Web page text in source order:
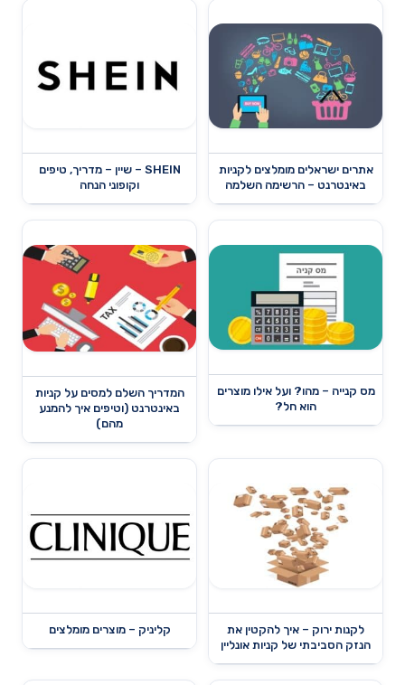
אתרים ישראלים מומלצים לקניות
באינטרנט – הרשימה השלמה
SHEIN – שיין – מדריך, טיפים
וקופוני הנחה
מס קנייה – מהו? ועל אילו מוצרים
הוא חל?
המדריך השלם למסים על קניות
באינטרנט (וטיפים איך להמנע
מהם)
לקנות ירוק – איך להקטין את
הנזק הסביבתי של קניות אונליין
קליניק – מוצרים מומלצים